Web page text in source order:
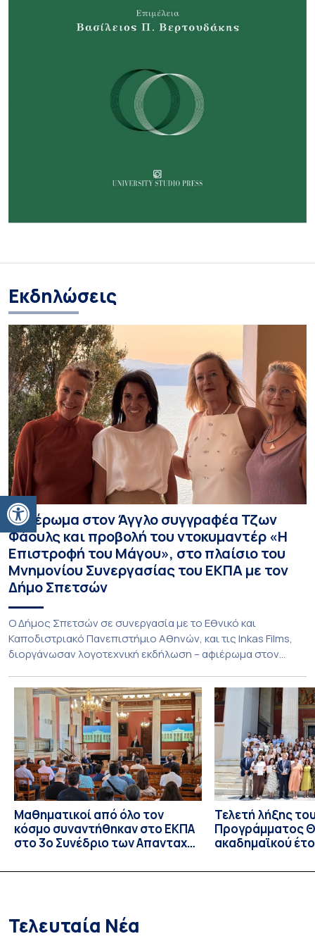
Ανοίξτε τη γραμμή εργαλείων
Εκδηλώσεις
Αφιέρωμα στον Άγγλο συγγραφέα Τζων
Φάουλς και προβολή του ντοκυμαντέρ «Η
Επιστροφή του Μάγου», στο πλαίσιο του
Μνημονίου Συνεργασίας του ΕΚΠΑ με τον
Δήμο Σπετσών
Ο Δήμος Σπετσών σε συνεργασία με το Εθνικό και
Καποδιστριακό Πανεπιστήμιο Αθηνών, και τις Inkas Films,
διοργάνωσαν λογοτεχνική εκδήλωση – αφιέρωμα στον
20ού αιώνα, με την προβολή του ντοκυμαντέρ «Η
επιστροφή του Μάγου». Η εκδήλωση διοργανώθηκε στο
πλαίσιο της συνεργασίας του Δήμου Σπετσών και του
Εθνικού και Καποδιστριακού […]
Μαθηματικοί από όλο τον
κόσμο συναντήθηκαν στο ΕΚΠΑ
στο 3ο Συνέδριο των Απανταχού
Τελετή λήξης
Προγράμματος
ακαδημαϊκού
Σπουδών στους
Τελευταία Νέα